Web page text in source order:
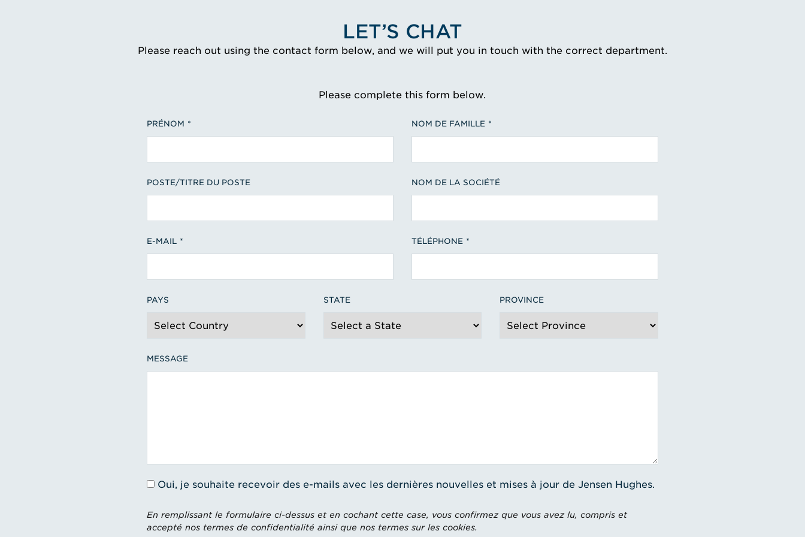
LET’S CHAT
Please reach out using the contact form below, and we will put you in touch with the correct department.
Please complete this form below.
PRÉNOM NOM DE FAMILLE
POSTE/TITRE DU POSTE NOM DE LA SOCIÉTÉ
E-MAIL TÉLÉPHONE
PAYS STATE PROVINCE
MESSAGE
Oui, je souhaite recevoir des e-mails avec les dernières nouvelles et mises à jour de Jensen Hughes.
En remplissant le formulaire ci-dessus et en cochant cette case, vous confirmez que vous avez lu, compris et
accepté nos termes de confidentialité ainsi que nos termes sur les cookies.